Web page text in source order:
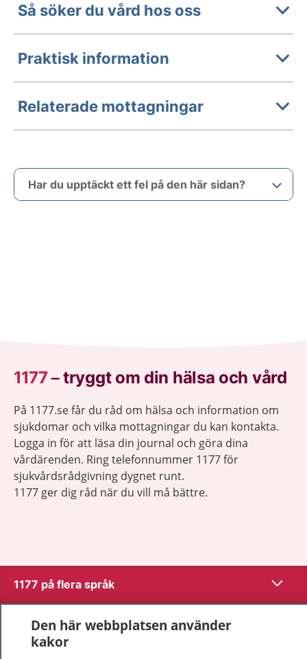
Så söker du vård hos oss
Praktisk information
Relaterade mottagningar
Har du upptäckt ett fel på den här sidan?
1177–tryggt om din hälsa och vård
På 1177.se får du råd om hälsa och information om
sjukdomar och vilka mottagningar du kan kontakta.
Logga in för att läsa din journal och göra dina
vårdärenden. Ring telefonnummer 1177 för
sjukvårdsrådgivning dygnet runt.
1177 ger dig råd när du vill må bättre.
1177 på flera språk Visa
Om 1177
Den här webbplatsen använder
kakor